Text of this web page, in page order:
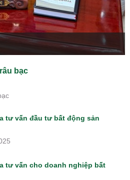
bạc
tư vấn đầu tư bất động sản
tư vấn cho doanh nghiệp bất